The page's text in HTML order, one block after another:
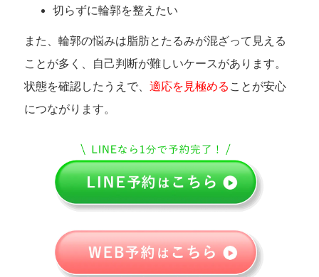
切らずに輪郭を整えたい
また、輪郭の悩みは脂肪とたるみが混ざって見える
ことが多く、自己判断が難しいケースがあります。
状態を確認したうえで、 適応を見極める ことが安心
につながります。